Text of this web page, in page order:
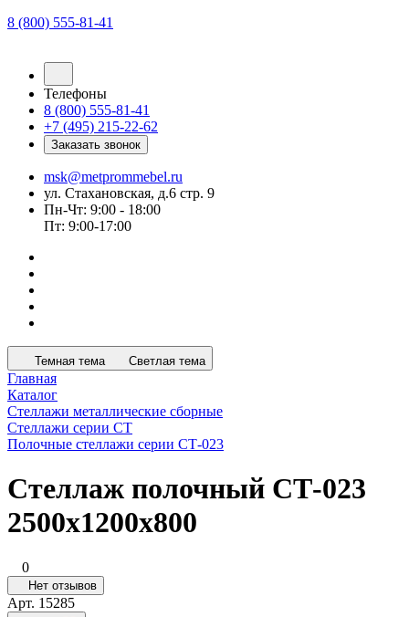
8 (800) 555-81-41
Телефоны
8 (800) 555-81-41
+7 (495) 215-22-62
Заказать звонок
msk@metprommebel.ru
ул. Стахановская, д.6 стр. 9
Пн-Чт: 9:00 - 18:00
Пт: 9:00-17:00
Темная тема Светлая тема
Главная
Каталог
Стеллажи металлические сборные
Стеллажи серии СТ
Полочные стеллажи серии СТ-023
Стеллаж полочный СТ-023
2500х1200х800
0
Нет отзывов
Арт. 15285